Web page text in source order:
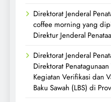
Direktorat Jenderal
coffee morning yang
Direktur Jenderal
Direktorat Jenderal
Direktorat Penatagunaan
Kegiatan Verifikasi dan
Baku Sawah (LBS) di